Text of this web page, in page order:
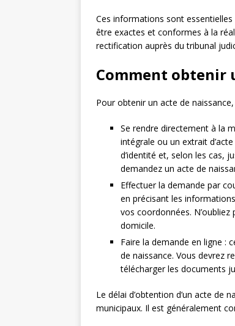
Ces informations sont essentielles
être exactes et conformes à la
rectification auprès du tribunal
Comment obtenir
Pour obtenir un acte de
Se rendre directement à la
intégrale ou un extrait
d’identité et, selon les cas,
demandez un acte de
Effectuer la demande par
en précisant les
vos coordonnées.
domicile.
Faire la demande en ligne :
de naissance. Vous devrez
télécharger les documents
Le délai d’obtention d’un acte de
municipaux. Il est généralement